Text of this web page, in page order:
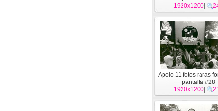
1920x1200
Apolo 11 fotos raras
pantalla #28
1920x1200